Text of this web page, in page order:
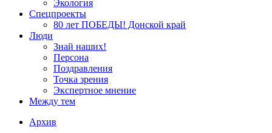
Экология
Спецпроекты
80 лет ПОБЕДЫ! Донской край
Люди
Знай наших!
Персона
Поздравления
Точка зрения
Экспертное мнение
Между тем
Архив